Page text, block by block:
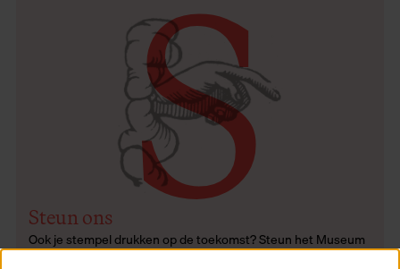
Steun ons
Ook je stempel drukken op de toekomst? Steun het Museum